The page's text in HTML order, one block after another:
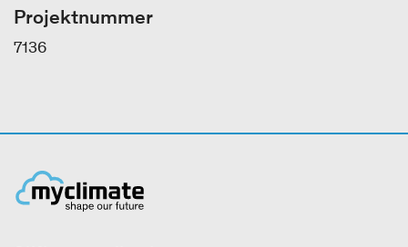
Projektnummer
7136